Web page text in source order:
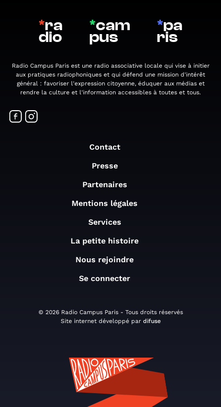
*ra
dio
*cam
pus
*pa
ris
Radio Campus Paris est une radio associative locale qui vise à initier
aux pratiques radiophoniques et qui défend une mission d'intérêt
général : favoriser l'expression citoyenne, éduquer aux médias et
rendre la culture et l'information accessibles à toutes et tous.
Contact
Presse
Partenaires
Mentions légales
Services
La petite histoire
Nous rejoindre
Se connecter
© 2026 Radio Campus Paris - Tous droits réservés
Site internet développé par difuse